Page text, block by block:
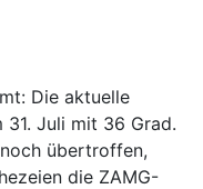
Die aktuelle
31. Juli mit 36 Grad.
übertroffen,
die ZAMG-